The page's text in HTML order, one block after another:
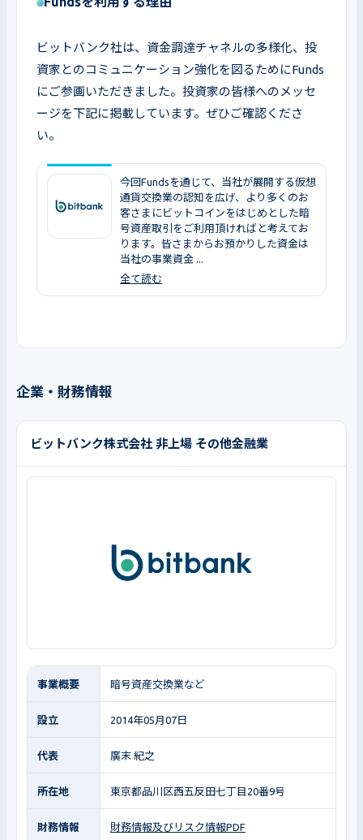
ビットバンク社は、資金調達チャネルの多様化、投
資家とのコミュニケーション強化を図るためにFunds
にご参画いただきました。投資家の皆様へのメッセ
ージを下記に掲載しています。ぜひご確認くださ
い。
今回Fundsを通じて、当社が展開する仮想
通貨交換業の認知を広げ、より多くのお
客さまにビットコインをはじめとした暗
号資産取引をご利用頂ければと考えてお
ります。皆さまからお預かりした資金は
当社の事業資金 ...
全て読む
企業・財務情報
ビットバンク株式会社 非上場 その他金融業
事業概要 暗号資産交換業など
設立 2014年05月07日
代表 廣末 紀之
所在地 東京都品川区西五反田七丁目20番9号
財務情報 財務情報及びリスク情報PDF